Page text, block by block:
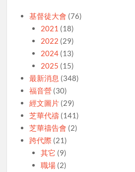
基督徒大會 (76)
2021 (18)
2022 (29)
2024(13)
2025 (15)
最新消息 (348)
福音營 (30)
經文圖片 (29)
芝華代禱 (141)
芝華禱告會 (2)
跨代際 (21)
其它 (9)
職場(2)